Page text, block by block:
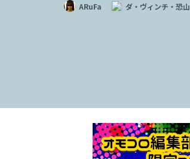
ARuFa ダ・ヴィンチ・恐山